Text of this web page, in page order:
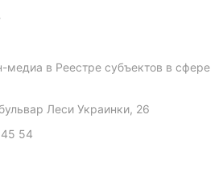
медиа в Реестре субъектов в сфере
Леси Украинки, 26
54